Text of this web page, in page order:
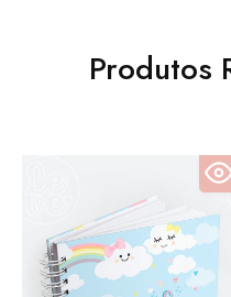
Produtos